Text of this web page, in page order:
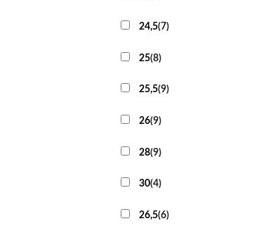
24,5(7)
25(8)
25,5(9)
26(9)
28(9)
30(4)
26,5(6)